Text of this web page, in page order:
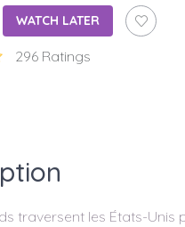
WATCH LATER
296 Ratings
traversent les États-Unis